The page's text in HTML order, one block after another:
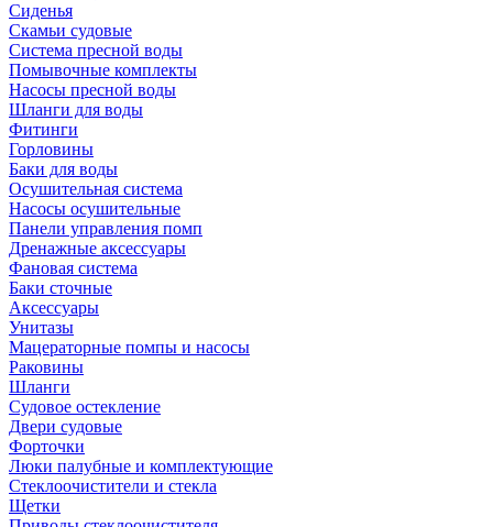
Сиденья
Скамьи судовые
Система пресной воды
Помывочные комплекты
Насосы пресной воды
Шланги для воды
Фитинги
Горловины
Баки для воды
Осушительная система
Насосы осушительные
Панели управления помп
Дренажные аксессуары
Фановая система
Баки сточные
Аксессуары
Унитазы
Мацераторные помпы и насосы
Раковины
Шланги
Судовое остекление
Двери судовые
Форточки
Люки палубные и комплектующие
Стеклоочистители и стекла
Щетки